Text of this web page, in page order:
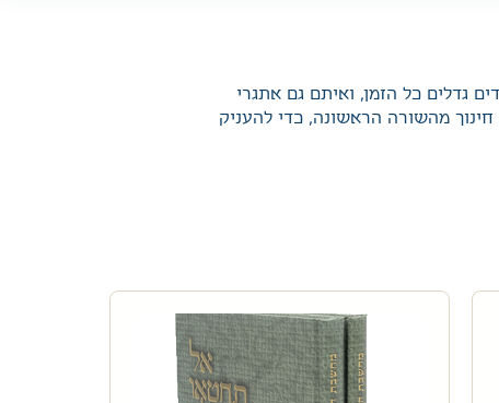
גדלים כל הזמן, ואיתם גם אתגרי
חינוך מהשורה הראשונה, כדי להעניק